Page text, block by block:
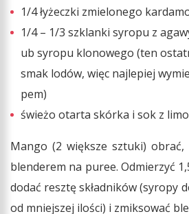
1/4 łyżeczki zmielonego
1/4 – 1/3 szklanki syropu z
ub syropu klonowego (ten
smak lodów, więc najlepiej
pem)
świeżo otarta skórka i sok z
Mango (2 większe sztuki)
blenderem na puree. Odmierzyć
dodać resztę składników (syropy
od mniejszej ilości) i zmiksować